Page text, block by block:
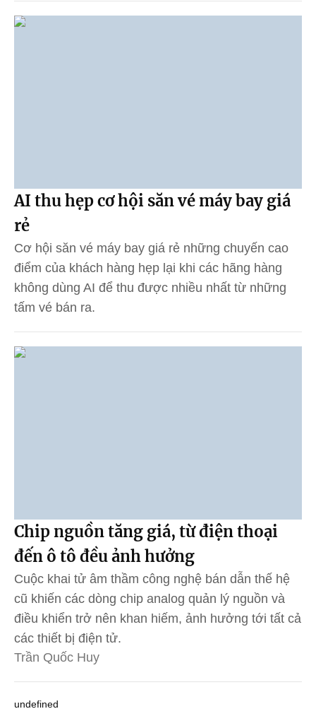
AI thu hẹp cơ hội săn vé máy bay giá
rẻ
Cơ hội săn vé máy bay giá rẻ những chuyến cao
điểm của khách hàng hẹp lại khi các hãng hàng
không dùng AI để thu được nhiều nhất từ những
tấm vé bán ra.
Chip nguồn tăng giá, từ điện thoại
đến ô tô đều ảnh hưởng
Cuộc khai tử âm thầm công nghệ bán dẫn thế hệ
cũ khiến các dòng chip analog quản lý nguồn và
điều khiển trở nên khan hiếm, ảnh hưởng tới tất cả
các thiết bị điện tử.
Trần Quốc Huy
undefined